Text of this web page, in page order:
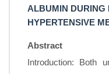
ALBUMIN DURING
HYPERTENSIVE
Abstract
Introduction: Both